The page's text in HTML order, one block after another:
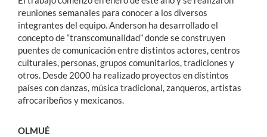
reuniones semanales para conocer a los diversos
integrantes del equipo. Anderson ha desarrollado el
concepto de “transcomunalidad” donde se construyen
puentes de comunicación entre distintos actores, centros
culturales, personas, grupos comunitarios, tradiciones y
otros. Desde 2000 ha realizado proyectos en distintos
países con danzas, música tradicional, zanqueros, artistas
afrocaribeños y mexicanos.
OLMUÉ